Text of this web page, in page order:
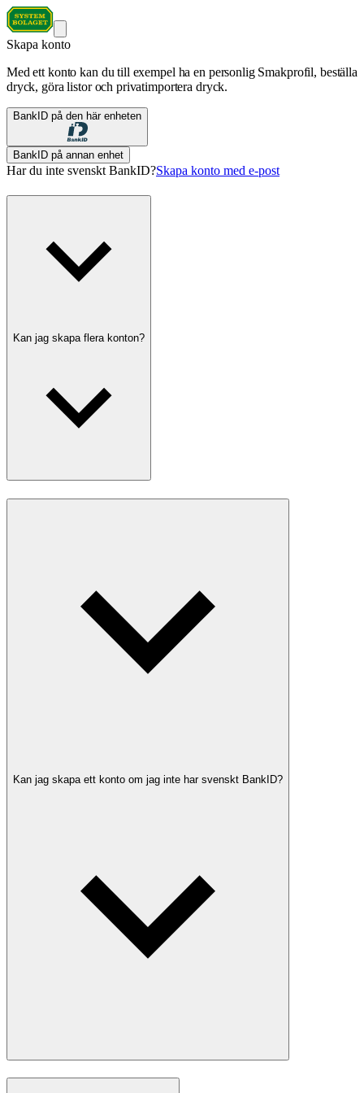
Skapa konto
Med ett konto kan du till exempel ha en personlig Smakprofil, beställa
dryck, göra listor och privatimportera dryck.
BankID på den här enheten
BankID på annan enhet
Har du inte svenskt BankID?Skapa konto med e-post
Kan jag skapa flera konton?
Kan jag skapa ett konto om jag inte har svenskt BankID?